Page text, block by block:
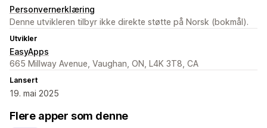
Personvernerklæring
Denne utvikleren tilbyr ikke direkte støtte på Norsk (bokmål).
Utvikler
EasyApps
665 Millway Avenue, Vaughan, ON, L4K 3T8, CA
Lansert
19. mai 2025
Flere apper som denne